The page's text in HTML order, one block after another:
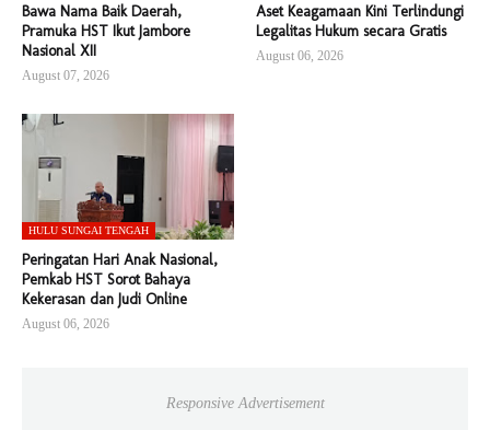
Bawa Nama Baik Daerah,
Pramuka HST Ikut Jambore
Nasional XII
August 07, 2026
Aset Keagamaan Kini Terlindungi
Legalitas Hukum secara Gratis
August 06, 2026
HULU SUNGAI TENGAH
Peringatan Hari Anak Nasional,
Pemkab HST Sorot Bahaya
Kekerasan dan Judi Online
August 06, 2026
Responsive Advertisement